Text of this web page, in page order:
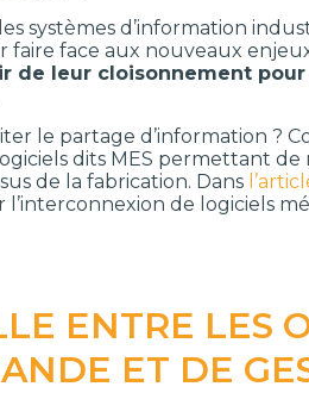
systèmes d’information
faire face aux nouveaux
de leur cloisonnement
le partage d’information ?
dits MES permettant
de la fabrication. Dans
de logiciels
ENTRE LES
ET DE